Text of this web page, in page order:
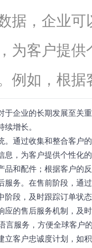
据，企业
为客户提
例如，根
于企业的长期发展至关
增长。
。通过收集和整合客户
息，为客户提供个性化
品和配件；根据客户的
服务。在售前阶段，通
阶段，及时跟踪订单状
应的售后服务机制，及
言服务，方便全球客户
立客户忠诚度计划，如